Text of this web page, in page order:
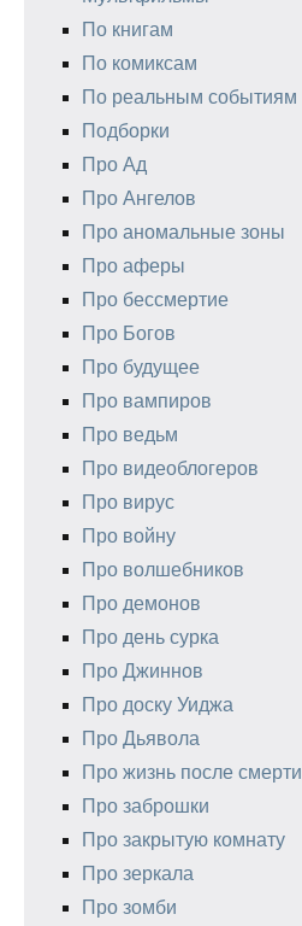
По книгам
По комиксам
По реальным событиям
Подборки
Про Ад
Про Ангелов
Про аномальные зоны
Про аферы
Про бессмертие
Про Богов
Про будущее
Про вампиров
Про ведьм
Про видеоблогеров
Про вирус
Про войну
Про волшебников
Про демонов
Про день сурка
Про Джиннов
Про доску Уиджа
Про Дьявола
Про жизнь после смерти
Про заброшки
Про закрытую комнату
Про зеркала
Про зомби